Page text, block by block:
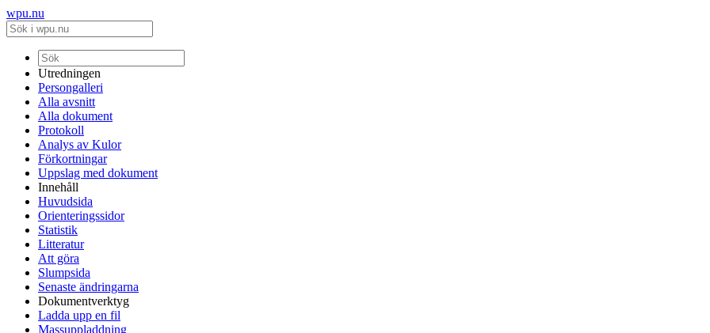
wpu.nu
Utredningen
Persongalleri
Alla avsnitt
Alla dokument
Protokoll
Analys av Kulor
Förkortningar
Uppslag med dokument
Innehåll
Huvudsida
Orienteringssidor
Statistik
Litteratur
Att göra
Slumpsida
Senaste ändringarna
Dokumentverktyg
Ladda upp en fil
Massuppladdning